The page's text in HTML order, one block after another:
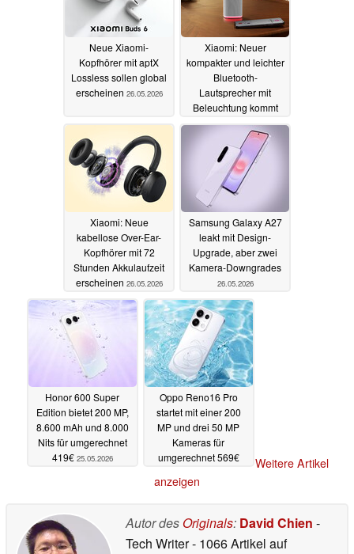
Neue Xiaomi-
Kopfhörer mit aptX
Lossless sollen global
erscheinen 26.05.2026
Xiaomi: Neuer
kompakter und leichter
Bluetooth-
Lautsprecher mit
Beleuchtung kommt
global26.05.2026
Xiaomi: Neue
kabellose Over-Ear-
Kopfhörer mit 72
Stunden Akkulaufzeit
erscheinen 26.05.2026
Samsung Galaxy A27
leakt mit Design-
Upgrade, aber zwei
Kamera-Downgrades
26.05.2026
Honor 600 Super
Edition bietet 200 MP,
8.600 mAh und 8.000
Nits für umgerechnet
419€ 25.05.2026
Oppo Reno16 Pro
startet mit einer 200
MP und drei 50 MP
Kameras für
umgerechnet 569€
Weitere Artikel
anzeigen
Autor des Originals: David Chien -
Tech Writer- 1066 Artikel auf